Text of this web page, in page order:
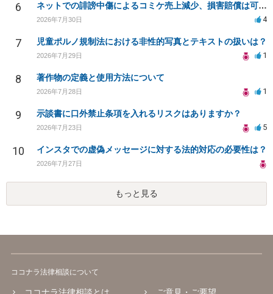
6 ネットでの誹謗中傷によるコミケ売上減少、損害賠償は可能か？
2026年7月30日 4
7 児童ポルノ規制法における非性的写真とテキストの扱いは？
2026年7月29日 1
8 著作物の定義と使用方法について
2026年7月28日 1
9 示談書に口外禁止条項を入れるリスクはありますか？
2026年7月23日 5
10 インスタでの虚偽メッセージに対する法的対応の必要性は？
2026年7月27日
もっと見る
ココナラ法律相談について